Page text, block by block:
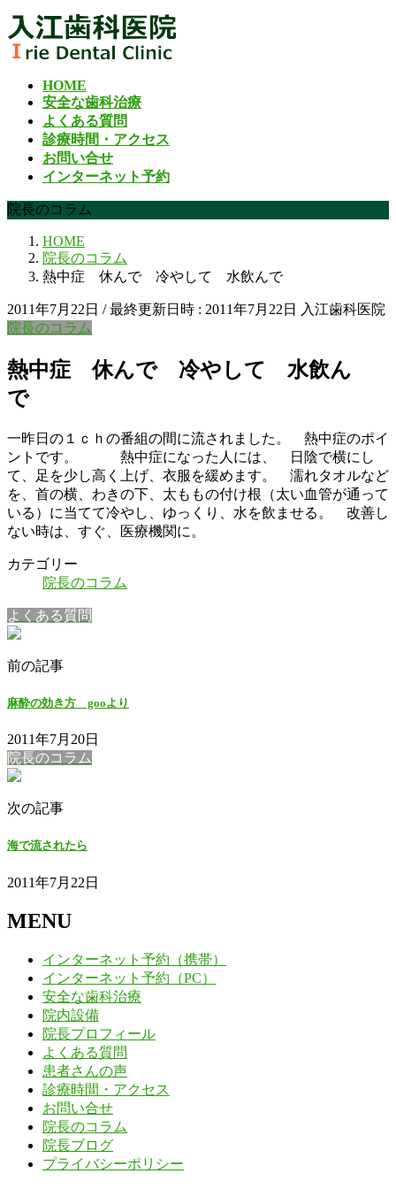
コ
ン
テ
ナ
ビ
ゲ
HOME
安全な歯科治療
よくある質問
診療時間・アクセス
お問い合せ
インターネット予約
院長のコラム
HOME
院長のコラム
熱中症 休んで 冷やして 水飲んで
2011年7月22日 / 最終更新日時 : 2011年7月22日
入江歯科医院
院長のコラム
熱中症 休んで 冷やして 水飲ん
で
一昨日の１ｃｈの番組の間に流されました。 熱中症のポイ
ントです。 熱中症になった人には、 日陰で横にし
て、足を少し高く上げ、衣服を緩めます。 濡れタオルなど
を、首の横、わきの下、太ももの付け根（太い血管が通って
いる）に当てて冷やし、ゆっくり、水を飲ませる。 改善し
ない時は、すぐ、医療機関に。
カテゴリー
院長のコラム
よくある質問
前の記事
麻酔の効き方 gooより
2011年7月20日
院長のコラム
次の記事
海で流されたら
2011年7月22日
MENU
インターネット予約（携帯）
インターネット予約（PC）
安全な歯科治療
院内設備
院長プロフィール
よくある質問
患者さんの声
診療時間・アクセス
お問い合せ
院長のコラム
院長ブログ
プライバシーポリシー